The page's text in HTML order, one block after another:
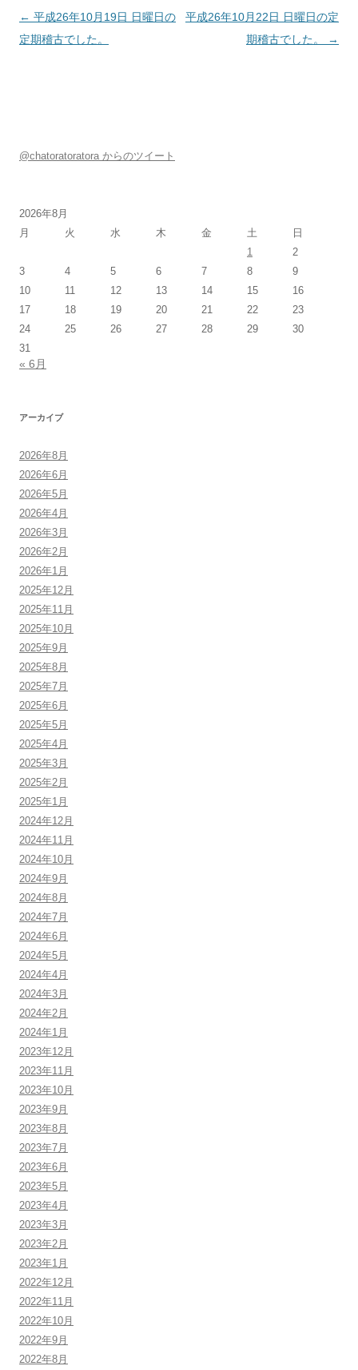
投稿ナビゲーション
← 平成26年10月19日 日曜日の
定期稽古でした。
平成26年10月22日 日曜日の定
期稽古でした。
→
@chatoratoratora からのツイート
2026年8月
月
火 水 木 金 土
日
1
2
3
4 5 6 7 8
9
10
11 12 13 14 15
16
17
18 19 20 21 22
23
24
25 26 27 28 29
30
31
« 6月
アーカイブ
2026年8月
2026年6月
2026年5月
2026年4月
2026年3月
2026年2月
2026年1月
2025年12月
2025年11月
2025年10月
2025年9月
2025年8月
2025年7月
2025年6月
2025年5月
2025年4月
2025年3月
2025年2月
2025年1月
2024年12月
2024年11月
2024年10月
2024年9月
2024年8月
2024年7月
2024年6月
2024年5月
2024年4月
2024年3月
2024年2月
2024年1月
2023年12月
2023年11月
2023年10月
2023年9月
2023年8月
2023年7月
2023年6月
2023年5月
2023年4月
2023年3月
2023年2月
2023年1月
2022年12月
2022年11月
2022年10月
2022年9月
2022年8月